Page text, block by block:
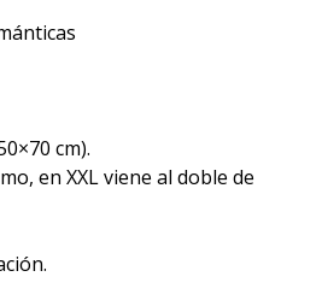
cm).
en XXL viene al doble de